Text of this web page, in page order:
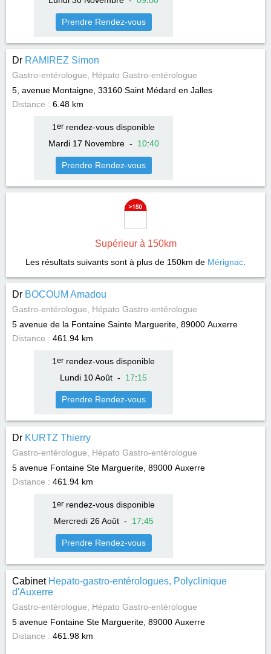
Prendre Rendez-vous
Dr RAMIREZ Simon
Gastro-entérologue, Hépato Gastro-entérologue
5, avenue Montaigne, 33160 Saint Médard en Jalles
Distance : 6.48 km
1 errendez-vous disponible
Mardi 17 Novembre- 10:40
Prendre Rendez-vous
Supérieur à 150km
Les résultats suivants sont à plus de 150km de Mérignac
Dr BOCOUM Amadou
Gastro-entérologue, Hépato Gastro-entérologue
5 avenue de la Fontaine Sainte Marguerite, 89000 Auxerre
Distance : 461.94 km
1 errendez-vous disponible
Lundi 10 Août - 17:15
Prendre Rendez-vous
Dr KURTZ Thierry
Gastro-entérologue, Hépato Gastro-entérologue
5 avenue Fontaine Ste Marguerite, 89000 Auxerre
Distance : 461.94 km
1 errendez-vous disponible
Mercredi 26 Août- 17:45
Prendre Rendez-vous
Cabinet Hepato-gastro-entérologues, Polyclinique
d'Auxerre
Gastro-entérologue, Hépato Gastro-entérologue
5 avenue Fontaine Ste Marguerite, 89000 Auxerre
Distance : 461.98 km